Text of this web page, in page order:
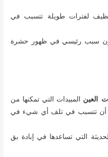
لفترات طويلة تتسبب في
سبب رئيسي في ظهور حشرة
العين المبيدات التي تمكنها من
أن تتسبب في تلف أي شيء في
التي تساعدها في إبادة بق